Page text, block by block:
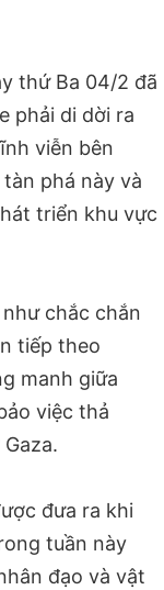
thứ Ba 04/2 đã
phải di dời ra
viễn bên
phá này và
triển khu vực
chắc chắn
tiếp theo
manh giữa
việc thả
đưa ra khi
tuần này
đạo và vật